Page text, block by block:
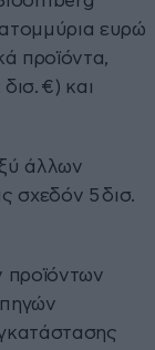
ευρώ
προϊόντα,
€) και
άλλων
σχεδόν 5 δισ.
προϊόντων